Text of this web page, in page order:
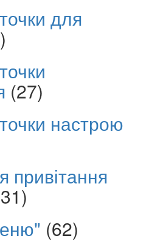
для
(27)
настрою
привітання
(62)